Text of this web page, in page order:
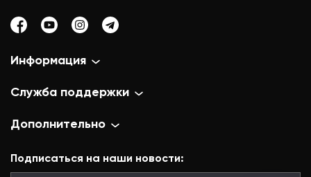
Информация
Служба поддержки
Дополнительно
Подписаться на наши новости: